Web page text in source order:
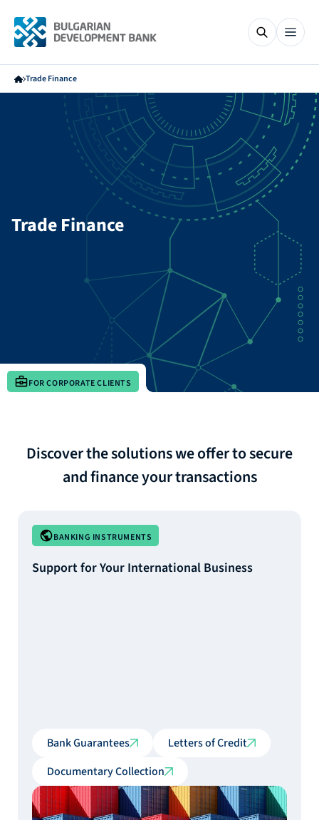
Trade Finance
Trade Finance
FOR CORPORATE CLIENTS
Discover the solutions we offer to secure
and finance your transactions
BANKING INSTRUMENTS
Support for Your International Business
Bank Guarantees
Letters of Credit
Documentary Collection